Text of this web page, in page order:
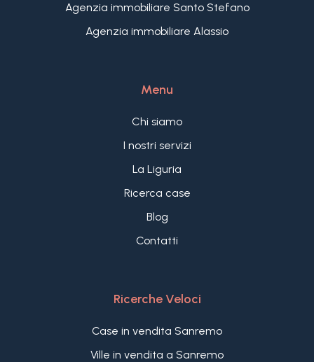
Agenzia immobiliare Santo Stefano
Agenzia immobiliare Alassio
Menu
Chi siamo
I nostri servizi
La Liguria
Ricerca case
Blog
Contatti
Ricerche Veloci
Case in vendita Sanremo
Ville in vendita a Sanremo